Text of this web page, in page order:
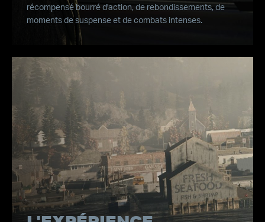
récompensé bourré d'action, de rebondissements, de
moments de suspense et de combats intenses.